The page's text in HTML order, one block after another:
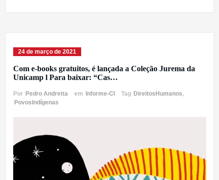
24 de março de 2021
Com e-books gratuitos, é lançada a Coleção Jurema da
Unicamp l Para baixar: “Cas…
Por Pedro Andretta em Informe-CI Tag DireitosHumanos,
PovosIndígenas